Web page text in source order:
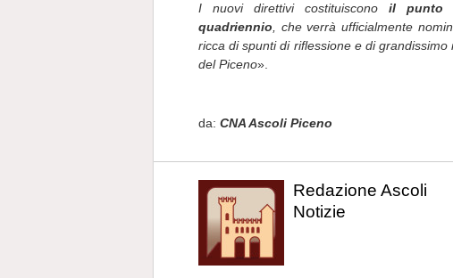
I nuovi direttivi costituiscono il punto
quadriennio , che verrà ufficialmente
ricca di spunti di riflessione e di
del Piceno».
da: CNA Ascoli Piceno
Redazione Ascoli
Notizie